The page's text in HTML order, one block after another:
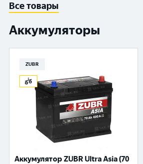
Все товары
Аккумуляторы
ZUBR
Аккумулятор ZUBR Ultra Asia (70